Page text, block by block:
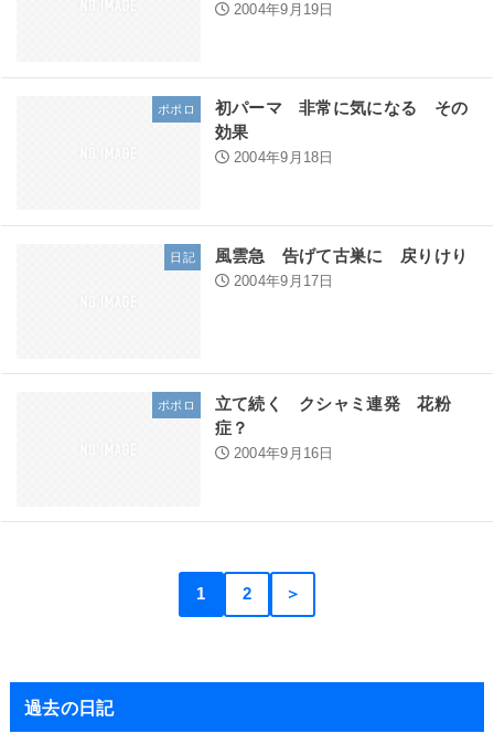
2004年9月19日
ポポロ
初パーマ 非常に気になる その
効果
2004年9月18日
日記 風雲急 告げて古巣に 戻りけり
2004年9月17日
ポポロ
立て続く クシャミ連発 花粉
症？
2004年9月16日
1 2 ＞
過去の日記